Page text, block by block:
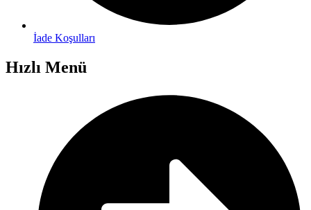
İade Koşulları
Hızlı Menü